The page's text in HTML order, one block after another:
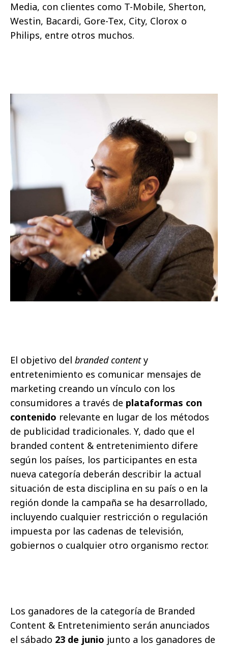
Media, con clientes como T-Mobile, Sherton,
Westin, Bacardi, Gore-Tex, City, Clorox o
Philips, entre otros muchos.
El objetivo del branded contenty
entretenimiento es comunicar mensajes de
marketing creando un vínculo con los
consumidores a través de plataformas con
contenido relevante en lugar de los métodos
de publicidad tradicionales. Y, dado que el
branded content & entretenimiento difere
según los países, los participantes en esta
nueva categoría deberán describir la actual
situación de esta disciplina en su país o en la
región donde la campaña se ha desarrollado,
incluyendo cualquier restricción o regulación
impuesta por las cadenas de televisión,
gobiernos o cualquier otro organismo rector.
Los ganadores de la categoría de Branded
Content & Entretenimiento serán anunciados
el sábado 23 de junio junto a los ganadores de